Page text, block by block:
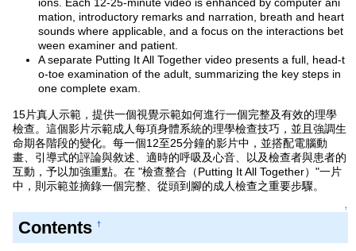
ions. Each 12-25-minute video is enhanced by computer ani
mation, introductory remarks and narration, breath and heart
sounds where applicable, and a focus on the interactions bet
ween examiner and patient.
A separate Putting It All Together video presents a full, head-t
o-toe examination of the adult, summarizing the key steps in
one complete exam.
15片真人示範，提供一個視覺示範如何進行一個完整及有效的理學
檢查。這個影片示範成人每項身體系統的理學檢查技巧，並且強調生
命期各階段的變化。每一個12至25分鐘的影片中，並搭配電腦動
畫、引導式的評論與敘述、適時的呼吸及心音、以及檢查者與患者的
互動，予以加強重點。在 "檢查整合（Putting It All Together）"一片
中，則示範並摘錄一個完整、從頭到腳的成人檢查之重要步驟。
↑
Contents †